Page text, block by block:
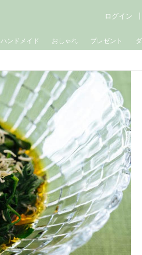
ハンドメイド おしゃれ プレゼント
ログイン